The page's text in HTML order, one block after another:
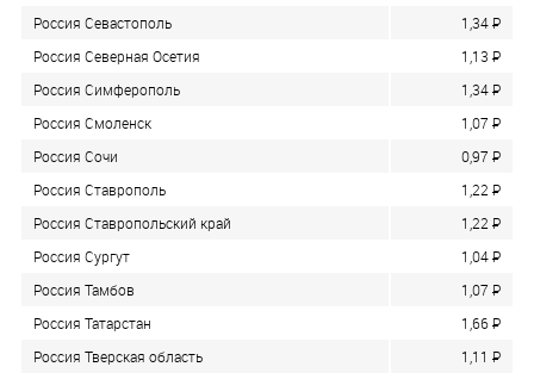
Россия Севастополь 1,34P
Россия Северная Осетия
1,13 P
Россия Симферополь
1,34P
Россия Смоленск
1,07 P
Россия Сочи
0,97 P
Россия Ставрополь
1,22 P
Россия Ставропольский край
1,22 P
Россия Сургут
1,04P
Россия Тамбов
1,07 P
Россия Татарстан
1,66P
Россия Тверская область
1,11 P